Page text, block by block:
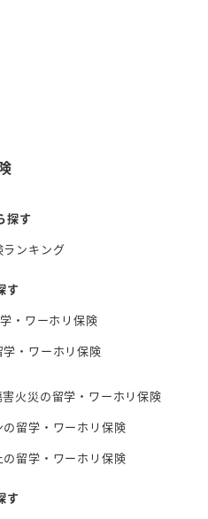
探す
ランキング
す
・ワーホリ保険
・ワーホリ保険
火災の留学・ワーホリ保険
留学・ワーホリ保険
の留学・ワーホリ保険
す